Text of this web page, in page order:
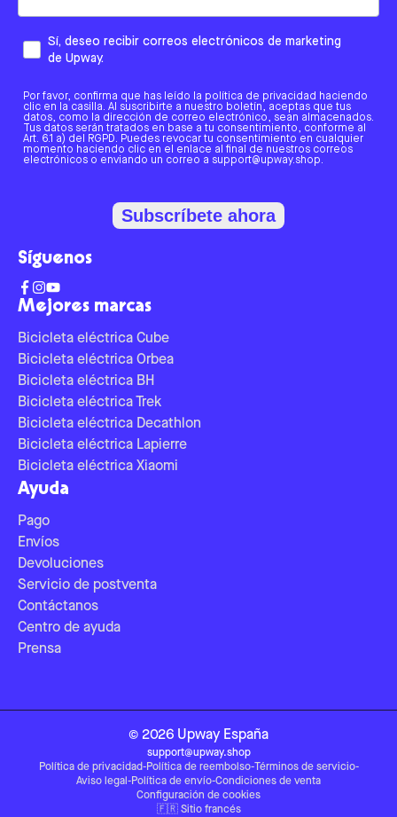
Mejores marcas
Bicicleta eléctrica Cube
Bicicleta eléctrica Orbea
Bicicleta eléctrica BH
Bicicleta eléctrica Trek
Bicicleta eléctrica Decathlon
Bicicleta eléctrica Lapierre
Bicicleta eléctrica Xiaomi
Ayuda
Pago
Envíos
Devoluciones
Servicio de postventa
Contáctanos
Centro de ayuda
Prensa
Sí, deseo recibir correos electrónicos de marketing
de Upway.
Por favor, confirma que has leído la política de privacidad haciendo
clic en la casilla. Al suscribirte a nuestro boletín, aceptas que tus
datos, como la dirección de correo electrónico, sean almacenados.
Tus datos serán tratados en base a tu consentimiento, conforme al
Art. 6.1 a) del RGPD. Puedes revocar tu consentimiento en cualquier
momento haciendo clic en el enlace al final de nuestros correos
electrónicos o enviando un correo a support@upway.shop.
Subscríbete ahora
Síguenos
© 2026 Upway España
support@upway.shop
Política de privacidad-Política de reembolso-Términos de servicio-
Aviso legal -Política de envío-Condiciones de venta
Configuración de cookies
🇫🇷 Sitio francés